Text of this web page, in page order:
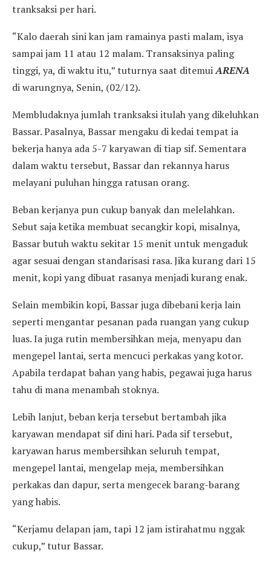
tranksaksi per hari.
“Kalo daerah sini kan jam ramainya pasti malam, isya
sampai jam 11 atau 12 malam. Transaksinya paling
tinggi, ya, di waktu itu,” tuturnya saat ditemuiARENA
di warungnya, Senin, (02/12).
Membludaknya jumlah tranksaksi itulah yang dikeluhkan
Bassar. Pasalnya, Bassar mengaku di kedai tempat ia
bekerja hanya ada 5-7 karyawan di tiap sif. Sementara
dalam waktu tersebut, Bassar dan rekannya harus
melayani puluhan hingga ratusan orang.
Beban kerjanya pun cukup banyak dan melelahkan.
Sebut saja ketika membuat secangkir kopi, misalnya,
Bassar butuh waktu sekitar 15 menit untuk mengaduk
agar sesuai dengan standarisasi rasa. Jika kurang dari 15
menit, kopi yang dibuat rasanya menjadi kurang enak.
Selain membikin kopi, Bassar juga dibebani kerja lain
seperti mengantar pesanan pada ruangan yang cukup
luas. Ia juga rutin membersihkan meja, menyapu dan
mengepel lantai, serta mencuci perkakas yang kotor.
Apabila terdapat bahan yang habis, pegawai juga harus
tahu di mana menambah stoknya.
Lebih lanjut, beban kerja tersebut bertambah jika
karyawan mendapat sif dini hari. Pada sif tersebut,
karyawan harus membersihkan seluruh tempat,
mengepel lantai, mengelap meja, membersihkan
perkakas dan dapur, serta mengecek barang-barang
yang habis.
“Kerjamu delapan jam, tapi 12 jam istirahatmu nggak
cukup,” tutur Bassar.